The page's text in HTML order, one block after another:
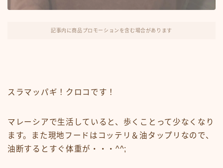
記事内に商品プロモーションを含む場合があります
スラマッパギ！クロコです！
マレーシアで生活していると、歩くことって少なくなり
ます。また現地フードはコッテリ＆油タップリなので、
油断するとすぐ体重が・・・^^;